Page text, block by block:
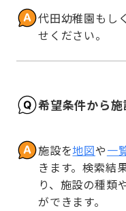
代田幼稚園もし
せください。
希望条件から
施設を地図や一
きます。検索結
り、施設の種類
ができます。